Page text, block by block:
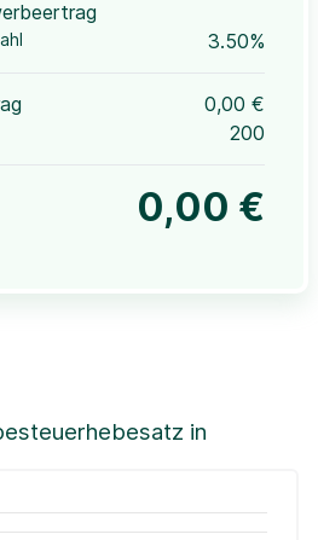
3.50%
0,00 €
200
0,00 €
in
©CartoDB,